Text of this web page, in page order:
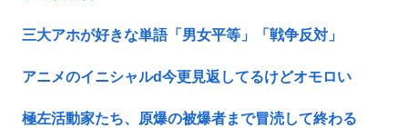
三大アホが好きな単語「男女平等」「戦争反対」
アニメのイニシャルd今更見返してるけどオモロい
極左活動家たち、原爆の被爆者まで冒涜して終わる